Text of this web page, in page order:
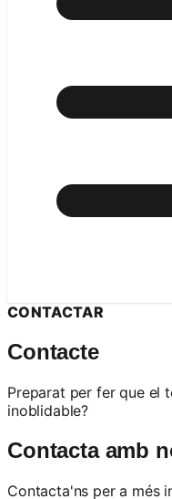
CONTACTAR
Contacte
Preparat per fer que el
inoblidable?
Contacta amb
Contacta'ns per a més